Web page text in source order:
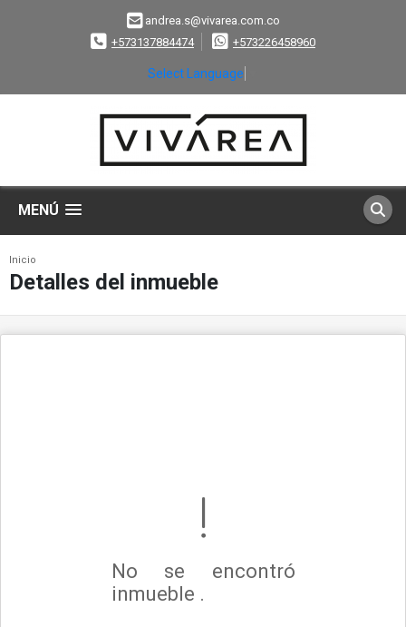
andrea.s@vivarea.com.co
+573137884474
+573226458960
Select Language
MENÚ
Inicio
Detalles del inmueble
No se encontró
inmueble .